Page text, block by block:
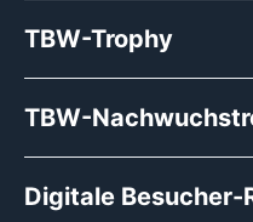
TBW-Trophy
TBW-
Digitale Besucher-